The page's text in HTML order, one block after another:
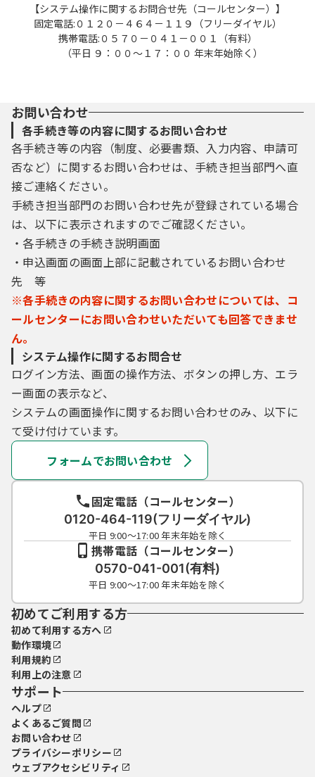
【システム操作に関するお問合せ先（コールセンター）】
固定電話:０１２０－４６４－１１９（フリーダイヤル）
携帯電話:０５７０－０４１－００１（有料）
（平日 ９：００～１７：００ 年末年始除く）
お問い合わせ
各手続き等の内容に関するお問い合わせ
各手続き等の内容（制度、必要書類、入力内容、申請可
否など）に関するお問い合わせは、手続き担当部門へ直
接ご連絡ください。
手続き担当部門のお問い合わせ先が登録されている場合
は、以下に表示されますのでご確認ください。
・各手続きの手続き説明画面
・申込画面の画面上部に記載されているお問い合わせ
先 等
※各手続きの内容に関するお問い合わせについては、コ
ールセンターにお問い合わせいただいても回答できませ
ん。
システム操作に関するお問合せ
ログイン方法、画面の操作方法、ボタンの押し方、エラ
ー画面の表示など、
システムの画面操作に関するお問い合わせのみ、以下に
て受け付けています。
フォームでお問い合わせ
固定電話（コールセンター）
0120-464-119(フリーダイヤル)
平日 9:00～17:00 年末年始を除く
携帯電話（コールセンター）
0570-041-001(有料)
平日 9:00～17:00 年末年始を除く
初めてご利用する方
初めて利用する方へ
動作環境
利用規約
利用上の注意
サポート
ヘルプ
よくあるご質問
お問い合わせ
プライバシーポリシー
ウェブアクセシビリティ